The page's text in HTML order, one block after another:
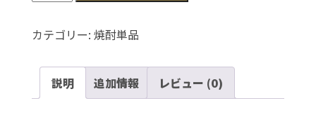
じ
ら
ボ
カテゴリー: 焼酎単品
説明 追加情報 レビュー (0)